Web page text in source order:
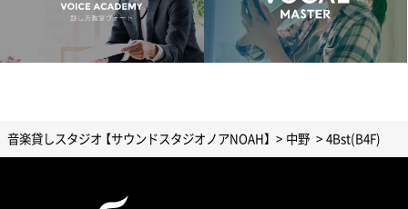
音楽貸しスタジオ 【サウンドスタジオノアNOAH】 中野 4Bst(B4F)